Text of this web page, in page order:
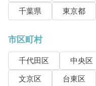
千葉県
東京都
市区町村
千代田区 中央区
文京区
台東区